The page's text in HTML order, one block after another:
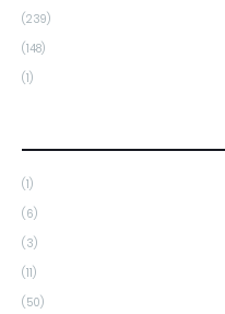
(239)
(148)
(1)
(1)
(6)
(3)
(11)
(50)